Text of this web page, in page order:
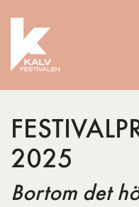
2025
Bortom det